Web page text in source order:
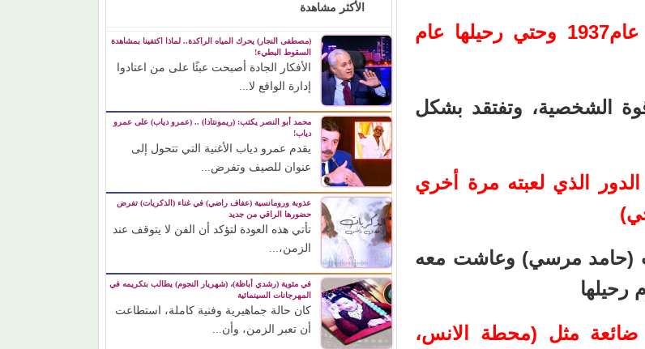
* الأطول عمرا في العمل بالأفلام منذ عام1937 وحتي رحيلها عام
الشخصية، وتفتقد بشكل
الذي لعبته مرة أخري
(حامد مرسي) وعاشت معه
رحيلها
ضائعة مثل (محطة الانس،
الأكثر مشاهدة
(مصطفى النجار) يحرك المياه الراكدة.. لماذا اكتفينا بمشاهدة
السقوط البطيء!
الأفكار الجادة أصبحت عبئًا على من اعتادوا
إدارة الواقع لا...
محمد أبو النصر يكتب: (ريمونتادا) .. (عمرو دياب) على عمرو
دياب!
يقدم عمرو دياب الأغنية التي تتحول إلى
عنوان للصيف وتفرض...
عذوبة ورومانسية (عفاف راضي) في غناء (الذكريات) تفرض
حضورها الراقي من جديد
تأتي هذه العودة لتؤكد أن الفن لا يتوقف عند
الزمن،...
في مئوية (رشدي أباظة)، (شهريار النجوم) يطالب بتكريمه في
المهرجانات السينمائية
كان حالة جماهيرية وفنية كاملة، استطاعت
أن تعبر الزمن، وأن...